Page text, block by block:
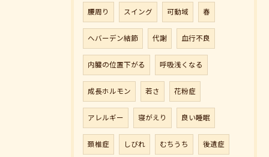
腰周り スイング 可動域 春
へバーデン結節 代謝 血行不良
内臓の位置下がる 呼吸浅くなる
成長ホルモン 若さ 花粉症
アレルギー 寝がえり 良い睡眠
頚椎症 しびれ むちうち 後遺症